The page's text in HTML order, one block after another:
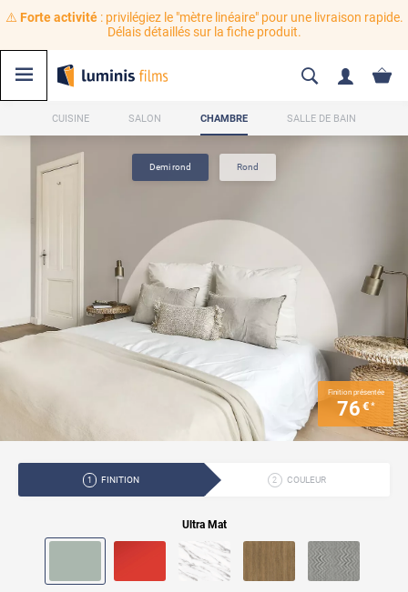
⚠️ Forte activité: privilégiez le "mètre linéaire" pour une livraison rapide.
Délais détaillés sur la fiche produit.
CUISINE SALON CHAMBRE SALLE DE BAIN
Demi rond Rond
Finition présentée
76 €*
1 FINITION 2 COULEUR
Ultra Mat